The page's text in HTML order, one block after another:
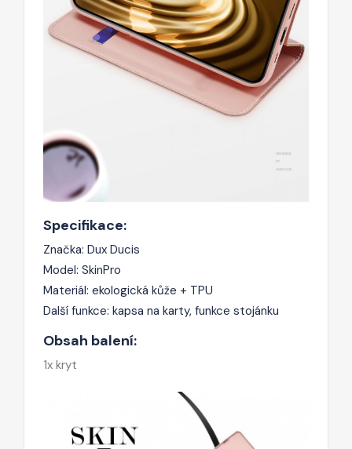
Specifikace:
Značka: Dux Ducis
Model: SkinPro
Materiál: ekologická kůže + TPU
Další funkce: kapsa na karty, funkce stojánku
Obsah balení:
1x kryt